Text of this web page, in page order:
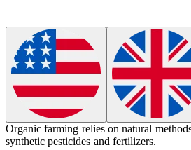
Organic farming relies on natural
synthetic pesticides and fertilizers.